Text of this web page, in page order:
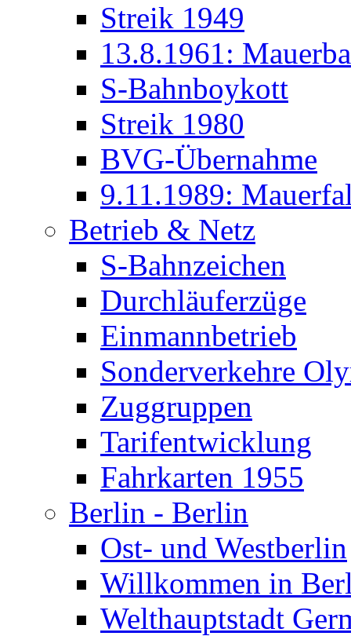
Streik 1949
13.8.1961:
S-Bahnboykott
Streik 1980
BVG-Übernahme
9.11.1989:
Betrieb & Netz
S-Bahnzeichen
Durchläuferzüge
Einmannbetrieb
Sonderverkehre
Zuggruppen
Tarifentwicklung
Fahrkarten 1955
Berlin - Berlin
Ost- und Westberlin
Willkommen in
Welthauptstadt